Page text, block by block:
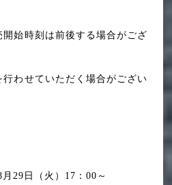
始時刻は前後する場合がござ
わせていただく場合がござい
29日（火）17：00～